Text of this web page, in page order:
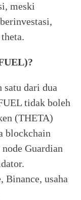
meski
satu dari dua
tidak boleh
(THETA)
blockchain
Guardian
Binance, usaha